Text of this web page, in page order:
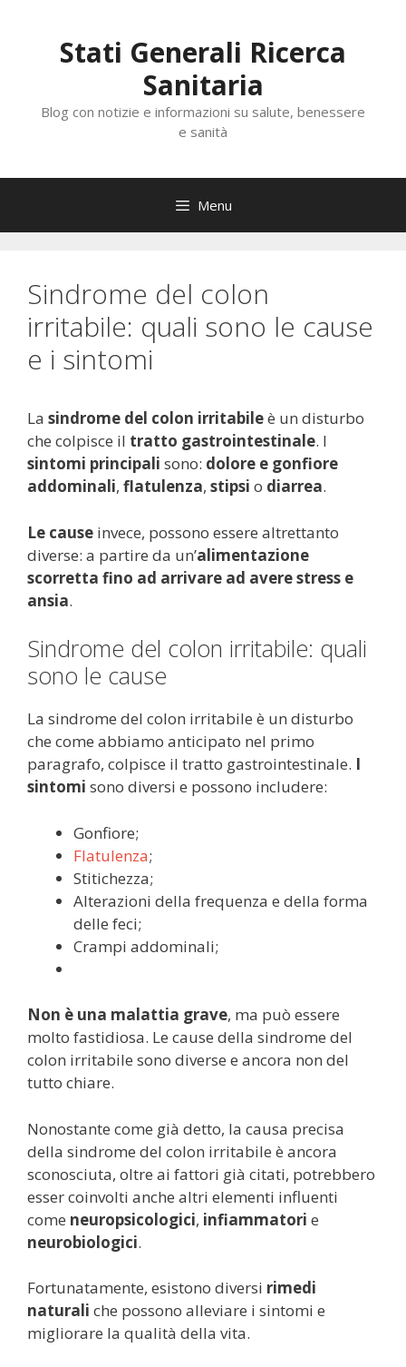
contenutoStati Generali Ricerca
Sanitaria
Blog con notizie e informazioni su salute, benessere
e sanità
Menu
Sindrome del colon
irritabile: quali sono le cause
e i sintomi
La sindrome del colon irritabileè un disturbo
che colpisce il tratto gastrointestinale. I
sintomi principali sono: dolore e gonfiore
addominali, flatulenza, stipsi o diarrea.
Le cause invece, possono essere altrettanto
diverse: a partire da un’alimentazione
scorretta fino ad arrivare ad avere stress e
ansia.
Sindrome del colon irritabile: quali
sono le cause
La sindrome del colon irritabile è un disturbo
che come abbiamo anticipato nel primo
paragrafo, colpisce il tratto gastrointestinale. I
sintomi sono diversi e possono includere:
Gonfiore;
Flatulenza;
Stitichezza;
Alterazioni della frequenza e della forma
delle feci;
Crampi addominali;
Non è una malattia grave, ma può essere
molto fastidiosa. Le cause della sindrome del
colon irritabile sono diverse e ancora non del
tutto chiare.
Nonostante come già detto, la causa precisa
della sindrome del colon irritabile è ancora
sconosciuta, oltre ai fattori già citati, potrebbero
esser coinvolti anche altri elementi influenti
come neuropsicologici, infiammatori e
neurobiologici.
Fortunatamente, esistono diversi rimedi
naturali che possono alleviare i sintomi e
migliorare la qualità della vita.